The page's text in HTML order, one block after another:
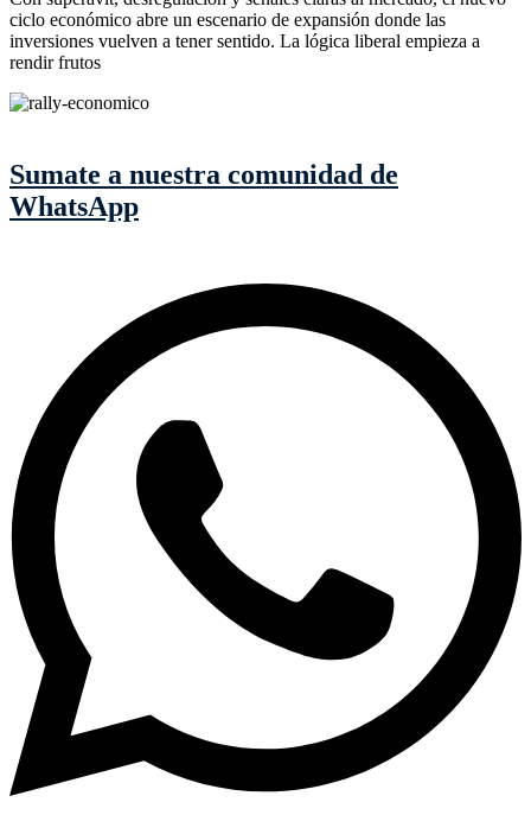
ciclo económico abre un escenario de expansión donde las
inversiones vuelven a tener sentido. La lógica liberal empieza a
rendir frutos
Sumate a nuestra comunidad de
WhatsApp